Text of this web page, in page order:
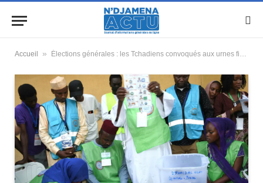
Accueil » Élections générales : les Tchadiens convoqués aux urnes fin décembre 2024